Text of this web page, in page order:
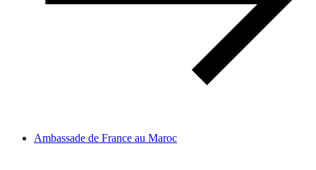
Ambassade de France au Maroc